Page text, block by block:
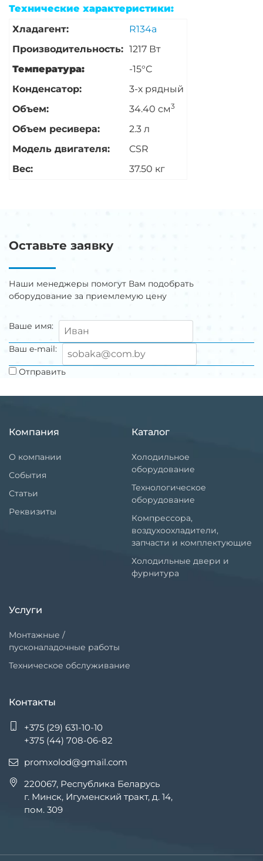
Технические характеристики:
Хладагент:
R134a
Производительность: 1217 Вт
Температура:
-15°С
Конденсатор:
3-х рядный
Объем:
34.40 см3
Объем ресивера:
2.3 л
Модель двигателя:
CSR
Вес:
37.50 кг
Оставьте заявку
Наши менеджеры помогут Вам подобрать
оборудование за приемлемую цену
Ваше имя:
Ваш e-mail:
Отправить
Компания
О компании
События
Статьи
Реквизиты
Каталог
Холодильное
оборудование
Технологическое
оборудование
Компрессора,
воздухоохладители,
запчасти и комплектующие
Холодильные двери и
фурнитура
Услуги
Монтажные /
пусконаладочные работы
Техническое обслуживание
Контакты
+375 (29) 631-10-10
+375 (44) 708-06-82
promxolod@gmail.com
220067, Республика Беларусь
г. Минск, Игуменский тракт, д. 14,
пом. 309